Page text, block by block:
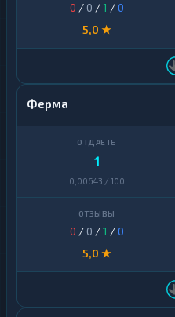
0 / 0 /1 /0
5,0 ★
Ферма
1
0,00643 / 100
0 / 0 /1 /0
5,0 ★